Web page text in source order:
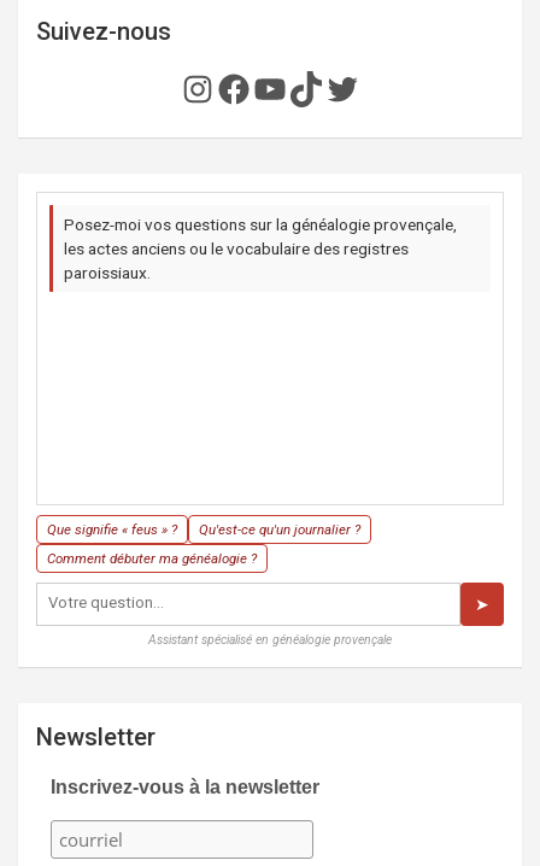
Suivez-nous
Instagram
Facebook
YouTube
TikTok
Twitter
Posez-moi vos questions sur la généalogie provençale,
les actes anciens ou le vocabulaire des registres
paroissiaux.
Que signifie « feus » ?
Qu'est-ce qu'un journalier ?
Comment débuter ma généalogie ?
➤
Assistant spécialisé en généalogie provençale
Newsletter
Inscrivez-vous à la newsletter